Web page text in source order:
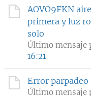
AOVO9FKN
primera y luz
solo
Último mensaje
16:21
Error parpadeo
Último mensaje